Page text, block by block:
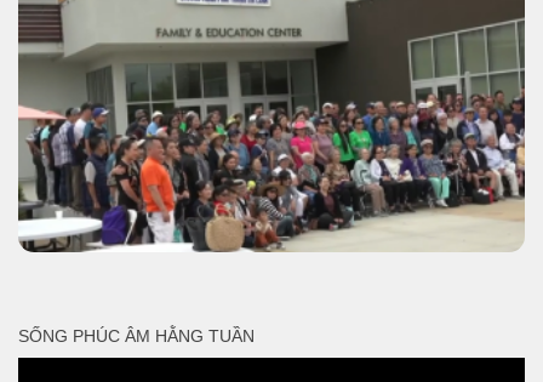
SỐNG PHÚC ÂM HẰNG TUẦN